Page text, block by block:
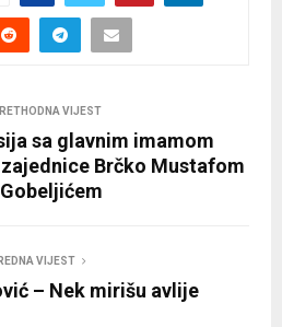
VIJEST
sa glavnim imamom
Brčko Mustafom
VIJEST
– Nek mirišu avlije